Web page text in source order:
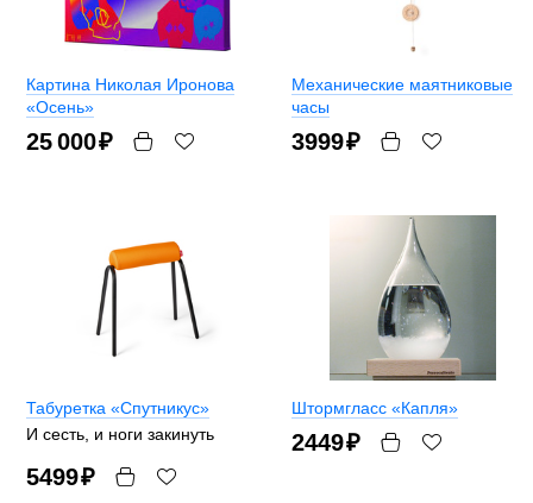
Картина Николая Иронова
«Осень»
25 000₽
Механические маятниковые
часы
3999₽
Табуретка «Спутникус»
И сесть, и ноги закинуть
5499₽
Штормгласс «Капля»
2449₽